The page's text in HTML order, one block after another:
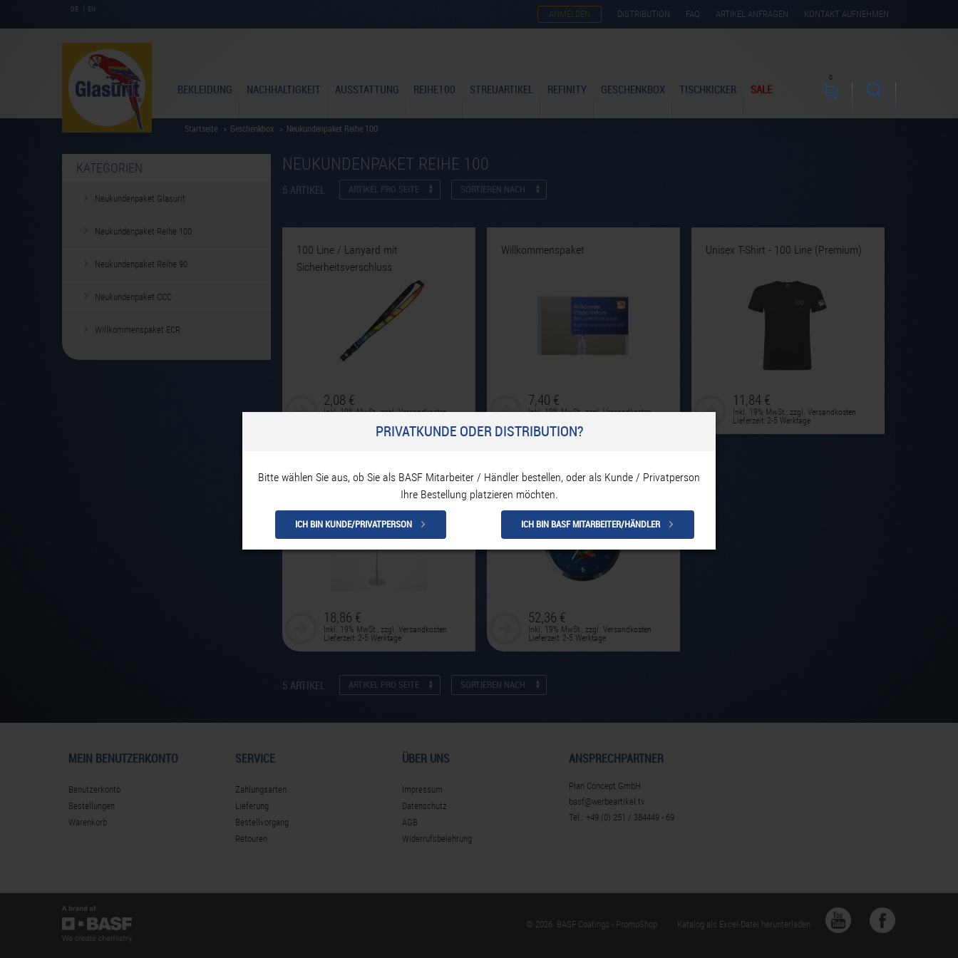
PRIVATKUNDE ODER DISTRIBUTION?
Bitte wählen Sie aus, ob Sie als BASF Mitarbeiter / Händler bestellen, oder als Kunde / Privatperson
Ihre Bestellung platzieren möchten.
ICH BIN KUNDE/PRIVATPERSON ICH BIN BASF MITARBEITER/HÄNDLER
DE | EN ANMELDEN DISTRIBUTION FAQ ARTIKEL ANFRAGEN KONTAKT AUFNEHMEN
BEKLEIDUNG NACHHALTIGKEIT AUSSTATTUNG REIHE100 STREUARTIKEL REFINITY GESCHENKBOX TISCHKICKER SALE
0
Startseite > Geschenkbox > Neukundenpaket Reihe 100
KATEGORIEN
Neukundenpaket Glasurit
Neukundenpaket Reihe 100
Neukundenpaket Reihe 90
Neukundenpaket CCC
Willkommenspaket ECR
NEUKUNDENPAKET REIHE 100
5 ARTIKEL ARTIKEL PRO SEITE SORTIEREN NACH
100 Line / Lanyard mit
Sicherheitsverschluss
2,08 €
Inkl. 19% MwSt.,zzgl.Versandkosten
Willkommenspaket
7,40 €
Inkl. 19% MwSt.,zzgl.Versandkosten
Unisex T-Shirt - 100 Line (Premium)
11,84 €
Inkl. 19% MwSt., zzgl. Versandkosten
Lieferzeit: 2-5 Werktage
18,86 €
Inkl. 19% MwSt., zzgl. Versandkosten
Lieferzeit: 2-5 Werktage
52,36 €
Inkl. 19% MwSt., zzgl. Versandkosten
Lieferzeit: 2-5 Werktage
5 ARTIKEL ARTIKEL PRO SEITE SORTIEREN NACH
MEIN BENUTZERKONTO
Benutzerkonto
Bestellungen
Warenkorb
SERVICE
Zahlungsarten
Lieferung
Bestellvorgang
Retouren
ÜBER UNS
Impressum
Datenschutz
AGB
Widerrufsbelehrung
ANSPRECHPARTNER
Plan Concept GmbH
basf@werbeartikel.tv
Tel.: +49 (0) 251 / 384449 - 69
© 2026 BASF Coatings - PromoShop Katalog als Excel-Datei herunterladen